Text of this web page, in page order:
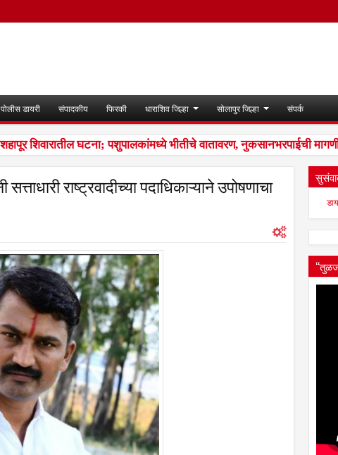
पोलीस डायरी संपादकीय फिरकी धाराशिव जिल्हा सोलापुर जिल्हा संपर्क
घटना; पशुपालकांमध्ये भीतीचे वातावरण, नुकसानभरपाईची मागणी
राष्ट्रवादीच्या पदाधिकाऱ्याने उपोषणाचा